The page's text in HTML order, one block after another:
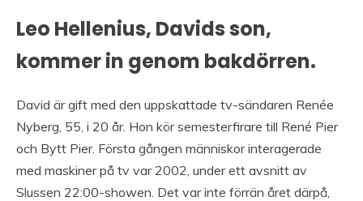
Leo Hellenius, Davids son,
kommer in genom bakdörren.
David är gift med den uppskattade tv-sändaren Renée
Nyberg, 55, i 20 år. Hon kör semesterfirare till René Pier
och Bytt Pier. Första gången människor interagerade
med maskiner på tv var 2002, under ett avsnitt av
Slussen 22:00-showen. Det var inte förrän året därpå,